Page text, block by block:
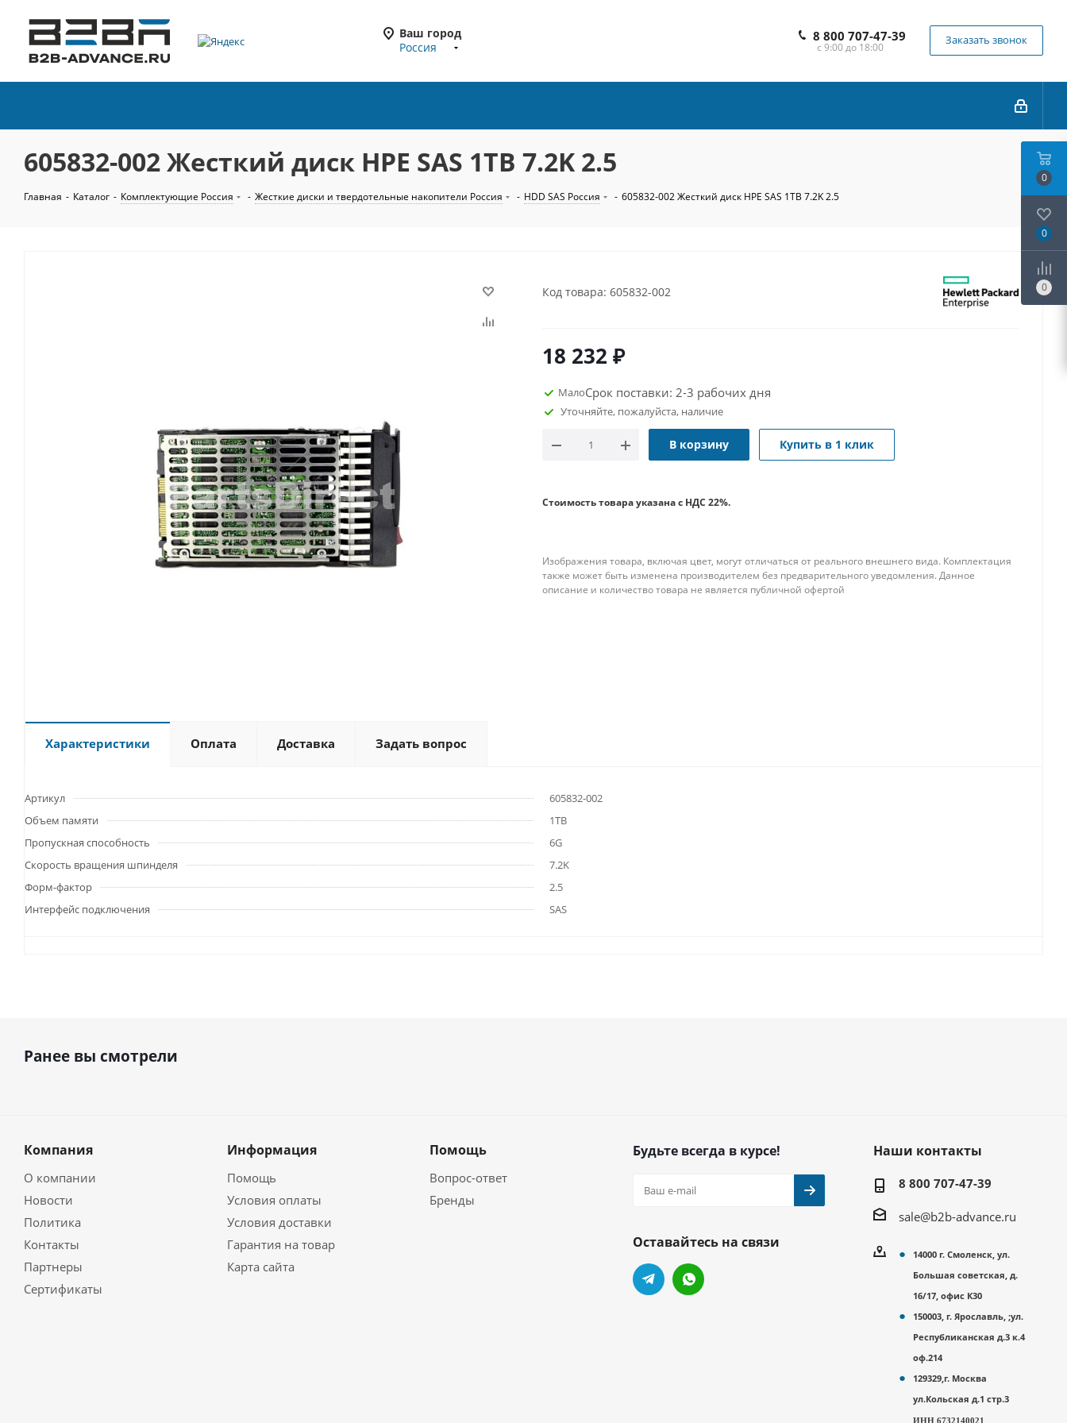
Ваш город
Россия
8 800 707-47-39
с 9:00 до 18:00
Заказать звонок
605832-002 Жесткий диск HPE SAS 1TB 7.2K 2.5
Главная - Каталог - Комплектующие Россия - Жесткие диски и твердотельные накопители Россия - HDD SAS Россия - 605832-002 Жесткий диск HPE SAS 1TB 7.2K 2.5
Код товара: 605832-002
18 232 ₽
МалоСрок поставки: 2-3 рабочих дня
Уточняйте, пожалуйста, наличие
В корзину Купить в 1 клик
Стоимость товара указана с НДС 22%.
Изображения товара, включая цвет, могут отличаться от реального внешнего вида. Комплектация
также может быть изменена производителем без предварительного уведомления. Данное
описание и количество товара не является публичной офертой
Характеристики Оплата Доставка Задать вопрос
Артикул
605832-002
Объем памяти
1TB
Пропускная способность
6G
Скорость вращения шпинделя
7.2K
Форм-фактор
2.5
Интерфейс подключения
SAS
Ранее вы смотрели
Компания
О компании
Новости
Политика
Контакты
Партнеры
Сертификаты
Информация
Помощь
Условия оплаты
Условия доставки
Гарантия на товар
Карта сайта
Помощь
Вопрос-ответ
Бренды
Будьте всегда в курсе!
Оставайтесь на связи
Наши контакты
8 800 707-47-39
sale@b2b-advance.ru
14000 г. Смоленск, ул.
Большая советская, д.
16/17, офис К30
150003, г. Ярославль, ;ул.
Республиканская д.3 к.4
оф.214
129329,г. Москва
ул.Кольская д.1 стр.3
ИНН 6732140021
0
0
0